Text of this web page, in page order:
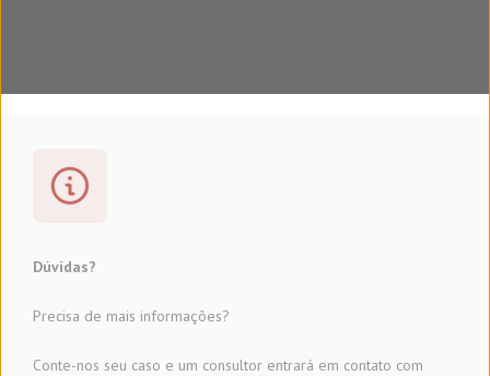
Dúvidas?
Precisa de mais informações?
Conte-nos seu caso e um consultor entrará em contato com